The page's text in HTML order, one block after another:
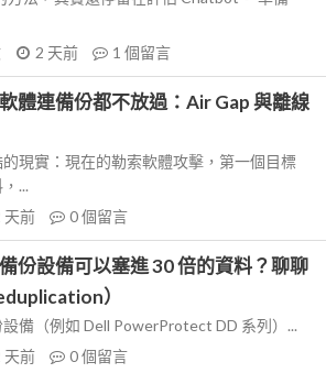
2 天前 1 個留言
體連備份都不放過：Air Gap 與離線
現實：現在的勒索軟體攻擊，第一個目標
...
天前 0個留言
份設備可以塞進 30 倍的資料？聊聊
）
備（例如 Dell PowerProtect DD 系列）...
天前 0個留言